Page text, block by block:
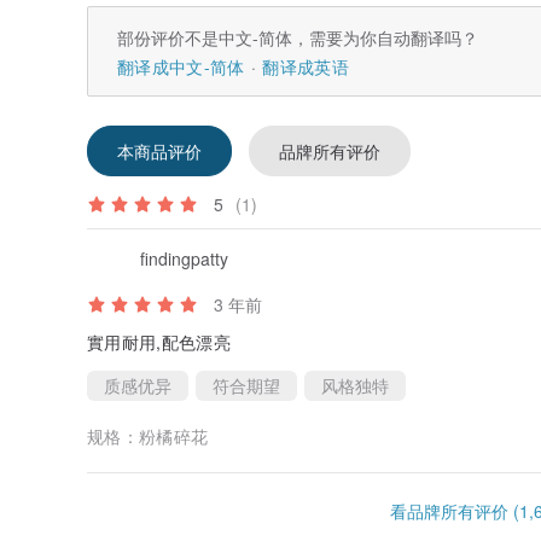
部份评价不是中文-简体，需要为你自动翻译吗？
翻译成中文-简体
翻译成英语
本商品评价 品牌所有评价
5 (1)
findingpatty
3 年前
實用耐用,配色漂亮
质感优异
符合期望 风格独特
规格：粉橘碎花
看品牌所有评价